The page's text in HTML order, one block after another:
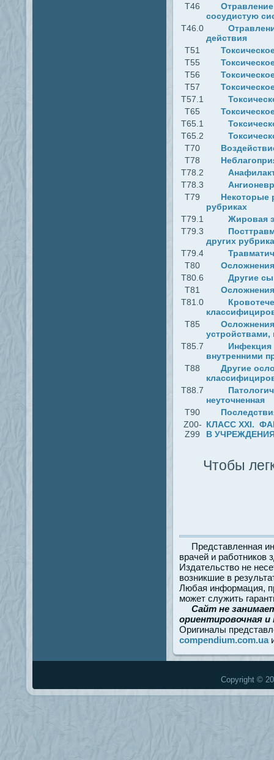
T46
сосудистую
T46.0
действия
T51
T55
T56
T57
T57.1
T65
T65.1
T65.2
T70
T78
T78.2
T78.3
T79
Некоторые
рубриках
T79.1
Жировая
T79.3
других
T79.4
T80
T80.6
Другие
T81
T81.0
T85
устройствами,
T85.7
Инфекция
внутренними
T88
Другие
T88.7
неуточненная
T90
Z00-
Z99
КЛАСС XXI.
В
Чтобы
Представленная
врачей и работников
Издательство не
возникшие в
Любая информация,
может служить
Сайт не
ориентировочная
Оригиналы
compendium.com.ua
Copyright ©